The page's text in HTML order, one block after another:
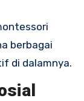
berbagai
di dalamnya.